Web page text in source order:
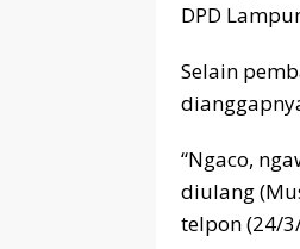
DPD
Selain
“Ngaco,
diulang
telpon (24/